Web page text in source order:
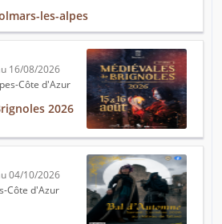
les-alpes
16/08/2026
Côte d'Azur
2026
04/10/2026
Côte d'Azur